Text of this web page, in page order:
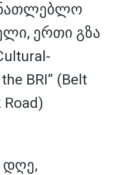
ერთი გზა
BRI” (Belt
Road)
დღე,